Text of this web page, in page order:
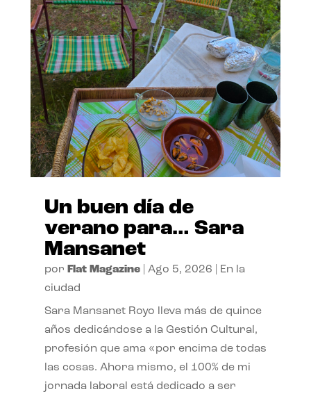
Un buen día de
verano para… Sara
Mansanet
por Flat Magazine| Ago 5, 2026
En la
ciudad
Sara Mansanet Royo lleva más de quince
años dedicándose a la Gestión Cultural,
profesión que ama «por encima de todas
las cosas. Ahora mismo, el 100% de mi
jornada laboral está dedicado a ser